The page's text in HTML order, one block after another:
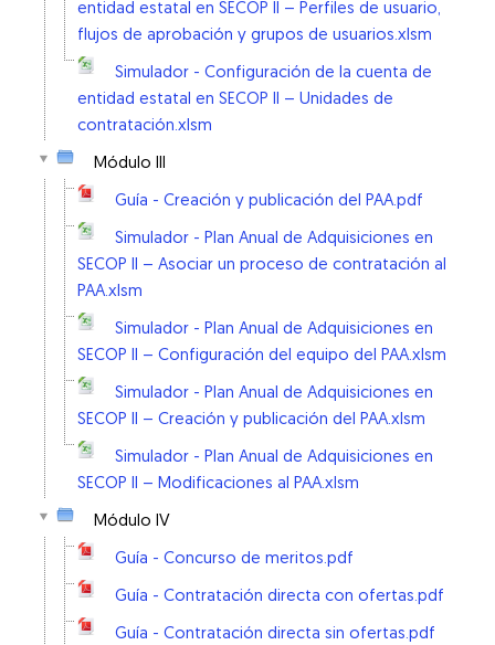
entidad estatal en SECOP II – Perfiles de usuario,
flujos de aprobación y grupos de usuarios.xlsm
Simulador - Configuración de la cuenta de
entidad estatal en SECOP II – Unidades de
contratación.xlsm
Módulo III
Guía - Creación y publicación del PAA.pdf
Simulador - Plan Anual de Adquisiciones en
SECOP II – Asociar un proceso de contratación al
PAA.xlsm
Simulador - Plan Anual de Adquisiciones en
SECOP II – Configuración del equipo del PAA.xlsm
Simulador - Plan Anual de Adquisiciones en
SECOP II – Creación y publicación del PAA.xlsm
Simulador - Plan Anual de Adquisiciones en
SECOP II – Modificaciones al PAA.xlsm
Módulo IV
Guía - Concurso de meritos.pdf
Guía - Contratación directa con ofertas.pdf
Guía - Contratación directa sin ofertas.pdf